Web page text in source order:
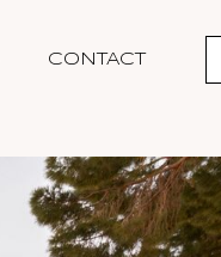
CONTACT